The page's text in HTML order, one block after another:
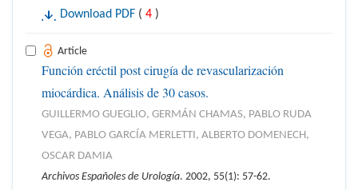
Download PDF ( 4 )
Article
Función eréctil post cirugía de revascularización
miocárdica. Análisis de 30 casos.
GUILLERMO GUEGLIO, GERMÁN CHAMAS, PABLO RUDA
VEGA, PABLO GARCÍA MERLETTI, ALBERTO DOMENECH,
OSCAR DAMIA
Archivos Españoles de Urología. 2002, 55(1): 57-62.